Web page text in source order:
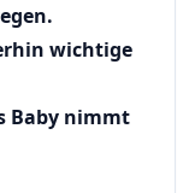
wichtige
Baby nimmt